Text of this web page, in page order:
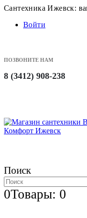
Сантехника Ижевск:
Войти
ПОЗВОНИТЕ НАМ
8 (3412) 908-238
Поиск
0Товары: 0